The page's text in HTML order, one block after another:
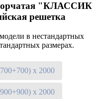
"КЛАССИК
решетка
в нестандартных
размерах.
х 2000
х 2000